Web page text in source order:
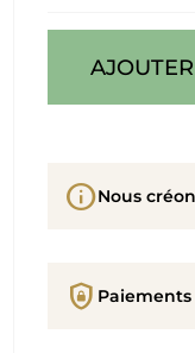
infoNous
shield_lock Paiements